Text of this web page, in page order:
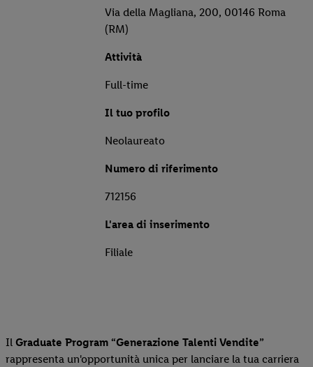
Via della Magliana, 200, 00146 Roma
(RM)
Attività
Full-time
Il tuo profilo
Neolaureato
Numero di riferimento
712156
L'area di inserimento
Filiale
Il Graduate Program “Generazione Talenti Vendite”
rappresenta un'opportunità unica per lanciare la tua carriera